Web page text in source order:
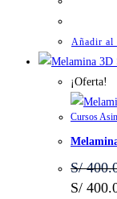
Añadir al
¡Oferta!
Cursos
S/
S/